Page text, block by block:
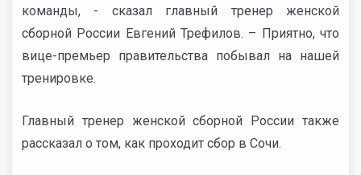
команды, - сказал главный тренер женской
сборной России Евгений Трефилов. – Приятно, что
вице-премьер правительства побывал на нашей
тренировке.
Главный тренер женской сборной России также
рассказал о том, как проходит сбор в Сочи.